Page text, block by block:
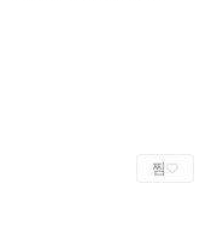
찜